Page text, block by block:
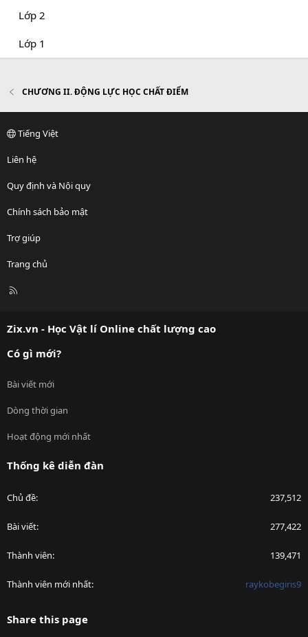
Lớp 2
Lớp 1
CHƯƠNG II. ĐỘNG LỰC HỌC CHẤT ĐIỂM
Tiếng Việt
Liên hệ
Quy định và Nội quy
Chính sách bảo mật
Trợ giúp
Trang chủ
R
Zix.vn - Học Vật lí Online chất lượng cao
Có gì mới?
Bài viết mới
Dòng thời gian
Hoạt động mới nhất
Thống kê diễn đàn
Chủ đề 237,512
Bài viết 277,422
Thành viên 139,471
Thành viên mới nhất raykobegiris9
Share this page